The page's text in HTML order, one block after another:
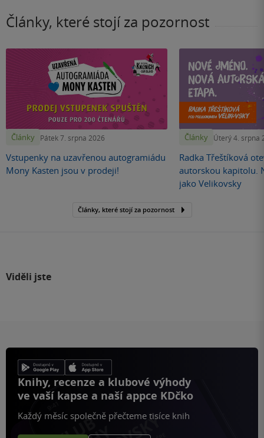
Články, které stojí za pozornost
Články Pátek 7. srpna 2026
Vstupenky na uzavřenou autogramiádu
Mony Kasten jsou v prodeji!
Články Úterý 4. srpna
Radka Třeštíková
autorskou kapitolu.
jako Velikovsky
Články, které stojí za pozornost
Viděli jste
Knihy, recenze a klubové výhody
ve vaší kapse a naší appce KDčko
Každý měsíc společně přečteme tisíce knih